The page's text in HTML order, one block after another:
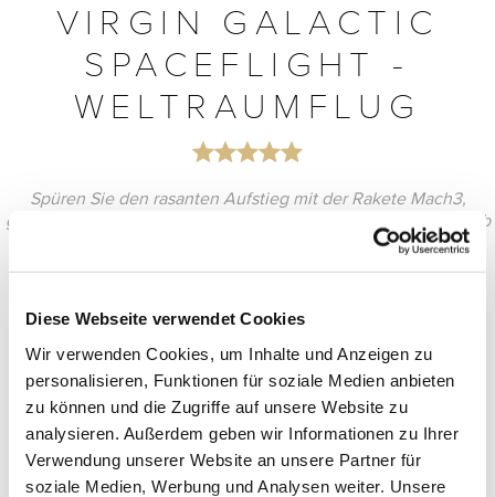
Diese Webseite verwendet Cookies
Wir verwenden Cookies, um Inhalte und Anzeigen zu
personalisieren, Funktionen für soziale Medien anbieten
zu können und die Zugriffe auf unsere Website zu
analysieren. Außerdem geben wir Informationen zu Ihrer
Verwendung unserer Website an unsere Partner für
soziale Medien, Werbung und Analysen weiter. Unsere
VIRGIN GALACTIC
SPACEFLIGHT -
WELTRAUMFLUG
Spüren Sie den rasanten Aufstieg mit der Rakete Mach3,
gefolgt von der atemberaubenden Schwerelosigkeit außerhalb
Ihres Sitzes & genießen Sie spektakuläre Ausblicke auf die